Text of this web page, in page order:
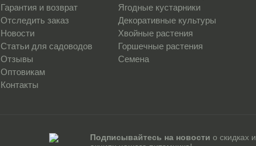
Гарантия и возврат
Отследить заказ
Новости
Статьи для садоводов
Отзывы
Оптовикам
Контакты
Ягодные кустарники
Декоративные культуры
Хвойные растения
Горшечные растения
Семена
Подписывайтесь на новости о скидках и